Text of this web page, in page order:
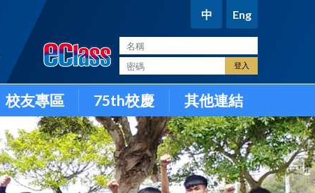
中 Eng
校友專區 75th校慶 其他連結